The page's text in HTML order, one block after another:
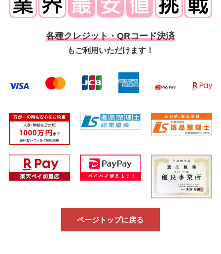
各種クレジット・QRコード決済
もご利用いただけます！
ページトップに戻る